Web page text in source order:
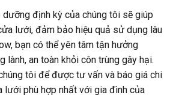
dưỡng định kỳ của chúng tôi sẽ giúp
lưới, đảm bảo hiệu quả sử dụng lâu
bạn có thể yên tâm tận hưởng
lành, an toàn khỏi côn trùng gây hại.
tôi để được tư vấn và báo giá chi
lưới phù hợp nhất với gia đình của